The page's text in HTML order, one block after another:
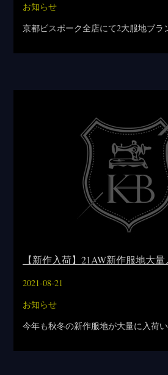
お知らせ
京都ビスポーク全店にて2大服地ブラ
【新作入荷】21AW新作服地大量
2021-08-21
お知らせ
今年も秋冬の新作服地が大量に入荷